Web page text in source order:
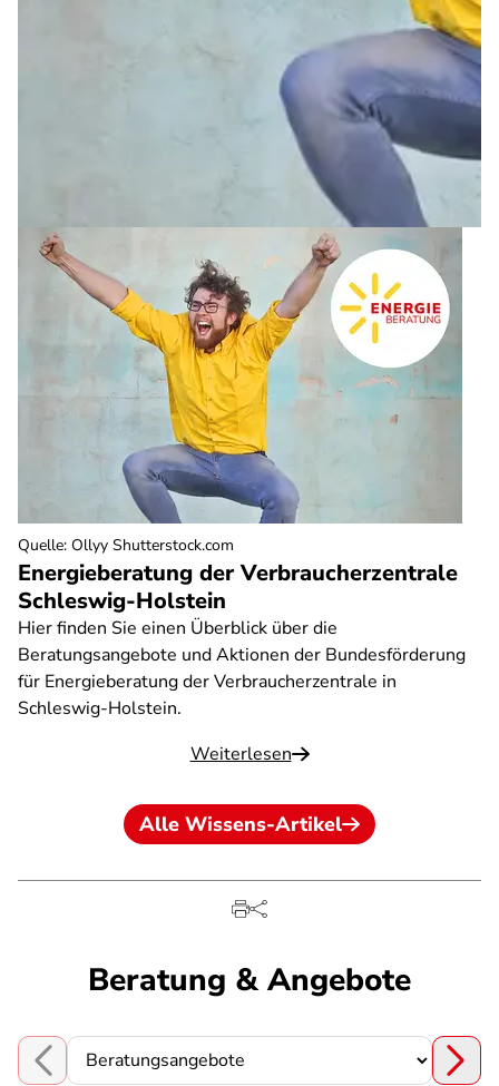
Energieberatung der Verbraucherzentrale
Schleswig-Holstein
Hier finden Sie einen Überblick über die
Beratungsangebote und Aktionen der Bundesförderung
für Energieberatung der Verbraucherzentrale in
Schleswig-Holstein.
Weiterlesen
Quelle: Ollyy Shutterstock.com
Alle Wissens-Artikel
Beratung & Angebote
Choose a section